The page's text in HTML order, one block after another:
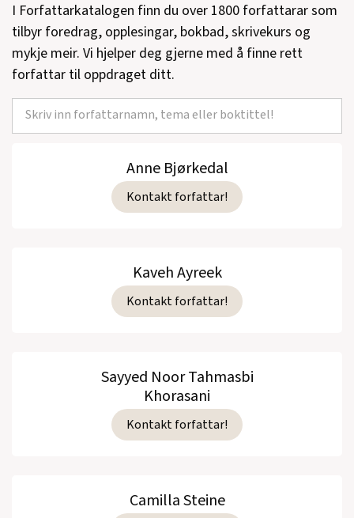
I Forfattarkatalogen finn du over 1800 forfattarar som
tilbyr foredrag, opplesingar, bokbad, skrivekurs og
mykje meir. Vi hjelper deg gjerne med å finne rett
forfattar til oppdraget ditt.
Anne Bjørkedal
Kontakt forfattar!
Kaveh Ayreek
Kontakt forfattar!
Sayyed Noor Tahmasbi
Khorasani
Kontakt forfattar!
Camilla Steine